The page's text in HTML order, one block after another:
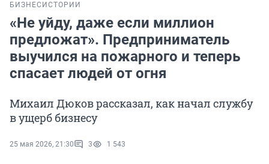
БИЗНЕС ИСТОРИИ
«Не уйду, даже если миллион
предложат». Предприниматель
выучился на пожарного и теперь
спасает людей от огня
Михаил Дюков рассказал, как начал службу
в ущерб бизнесу
25 мая 2026, 21:30 3 1 543